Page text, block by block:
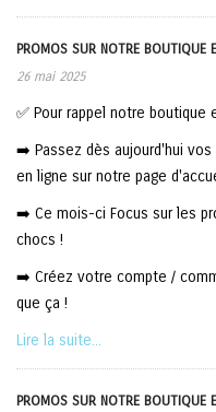
PROMOS SUR NOTRE BOUTIQUE
26 mai 2025
✅ Pour rappel notre boutique
➡️ Passez dès aujourd'hui vos
en ligne sur notre page
➡️ Ce mois-ci Focus sur les
chocs !
➡️ Créez votre compte /
que ça !
Lire la suite...
PROMOS SUR NOTRE BOUTIQUE